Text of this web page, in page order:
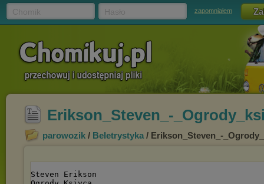
zapomniałem
Erikson_Steven_-
parowozik / Beletrystyka / Erikson_Steven_-